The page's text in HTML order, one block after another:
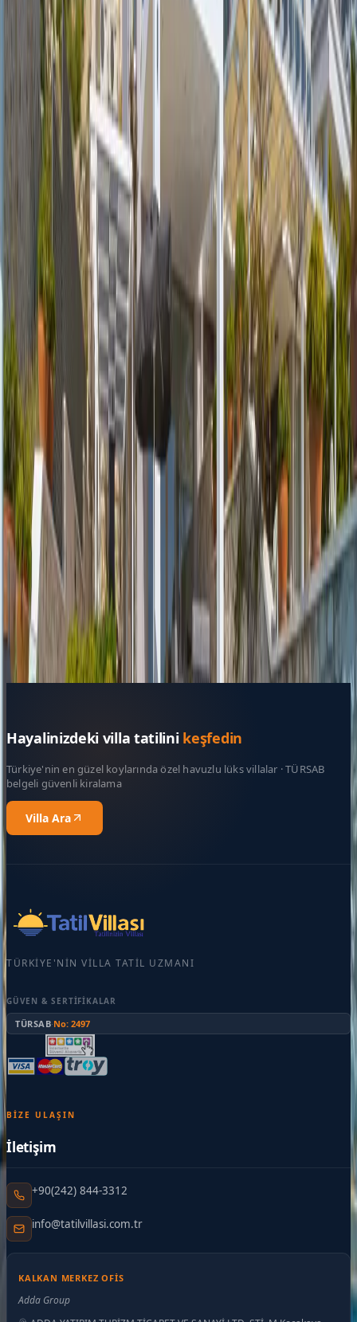
başlayan fiyatlarla
Resmi Belge
Kültür ve Turizm Bakanlığı
Belge No: 07-2343
Giriş - Çıkış Tarihi
Çocuk
Konaklama Kuralı
gece
Rezerve Et
Hızlı İletişim
+90(242) 844-3312
+90(541) 844-3312
info@tatilvillasi.com.tr
Başlangıç Fiyatı
₺ 19.206 /geceden
başlayan fiyatlarla
Resmi Belge
Kültür ve Turizm Bakanlığı
Belge No:
07-2343
Giriş - Çıkış Tarihi
Yetişkin Sayısı
Çocuk Sayısı
Rezerve Et
Hayalinizdeki villa tatilini keşfedin
Türkiye'nin en güzel koylarında özel havuzlu lüks villalar · TÜRSAB
belgeli güvenli kiralama
Villa Ara
TÜRKIYE'NIN VILLA TATIL UZMANI
GÜVEN & SERTIFIKALAR
TÜRSAB·No: 2497
BIZE ULAŞIN
İletişim
+90(242) 844-3312
info@tatilvillasi.com.tr
KALKAN MERKEZ OFIS
Adda Group